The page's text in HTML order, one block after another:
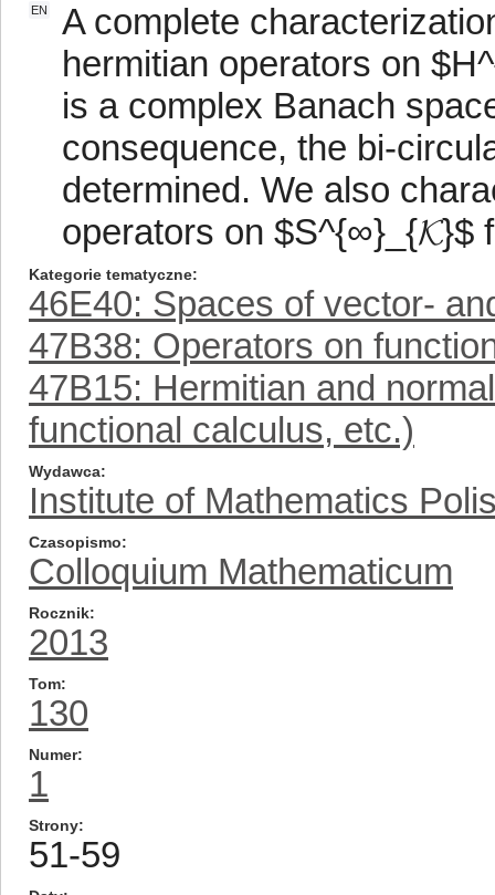
EN
A complete
hermitian operators on
is a complex Banach
consequence, the bi-
determined. We also
operators on $S^{∞}_{𝓚}$
Kategorie tematyczne
46E40: Spaces of vector-
47B38: Operators on
47B15: Hermitian and
functional calculus, etc.)
Wydawca
Institute of Mathematics
Czasopismo
Colloquium Mathematicum
Rocznik
2013
Tom
130
Numer
1
Strony
51-59